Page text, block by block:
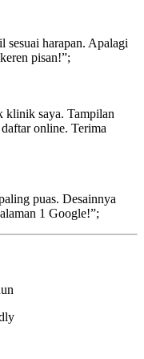
sesuai harapan. Apalagi
pisan!”;
klinik saya. Tampilan
online. Terima
puas. Desainnya
1 Google!”;